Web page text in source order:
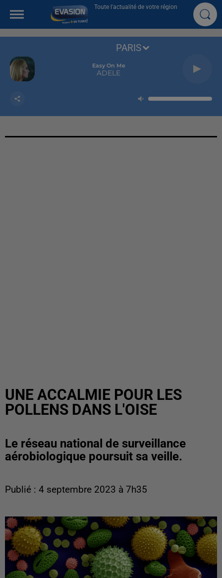
Toute l'actualité de votre région
Easy On Me
ADELE
PARIS
UNE ACCALMIE POUR LES
POLLENS DANS L'OISE
Le réseau national de surveillance
aérobiologique poursuit sa veille.
Publié : 4 septembre 2023 à 7h35